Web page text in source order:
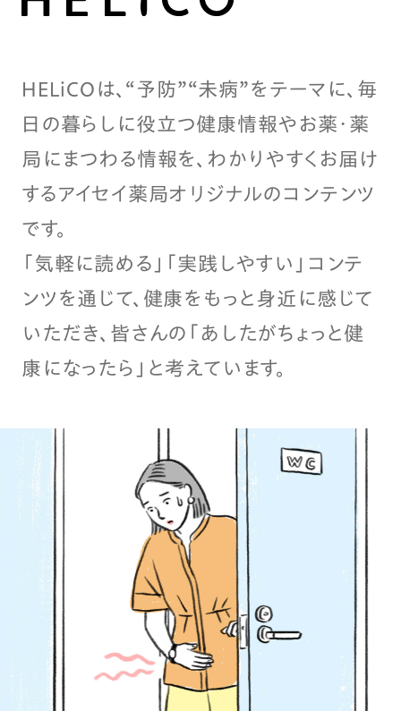
HELiCOは、“予防”“未病”をテーマに、毎
日の暮らしに役立つ健康情報やお薬・薬
局にまつわる情報を、わかりやすくお届け
するアイセイ薬局オリジナルのコンテンツ
です。
「気軽に読める」「実践しやすい」コンテ
ンツを通じて、健康をもっと身近に感じて
いただき、皆さんの「あしたがちょっと健
康になったら」と考えています。